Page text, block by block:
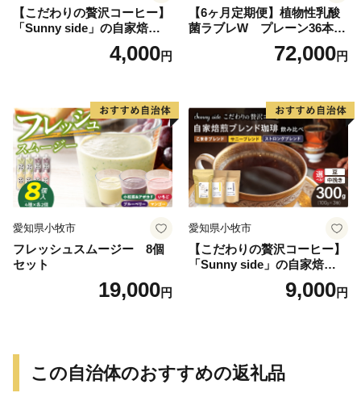
【こだわりの贅沢コーヒー】
「Sunny side」の自家焙煎珈
琲ストロングブレンド（100
4,000円
【6ヶ月定期便】植物性乳酸
菌ラブレW プレーン36本
72,000円
愛知県小牧市
フレッシュスムージー 8個
セット
19,000円
愛知県小牧市
【こだわりの贅沢コーヒー】
「Sunny side」の自家焙煎珈
琲ブレンド珈琲飲み比べセッ
9,000円
この自治体のおすすめの返礼品